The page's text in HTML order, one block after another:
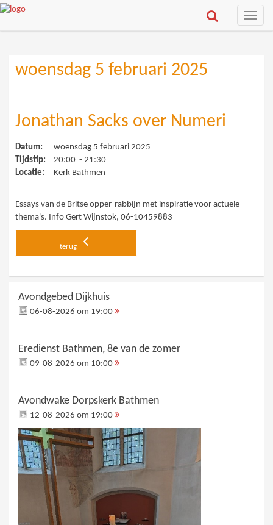
Toggle
woensdag 5 februari 2025
Jonathan Sacks over Numeri
Datum:
woensdag 5 februari 2025
Tijdstip:
20:00 - 21:30
Locatie:
Kerk Bathmen
Essays van de Britse opper-rabbijn met inspiratie voor actuele
thema's. Info Gert Wijnstok, 06-10459883
terug
Avondgebed Dijkhuis
06-08-2026 om 19:00
Eredienst Bathmen, 8e van de zomer
09-08-2026 om 10:00
Avondwake Dorpskerk Bathmen
12-08-2026 om 19:00